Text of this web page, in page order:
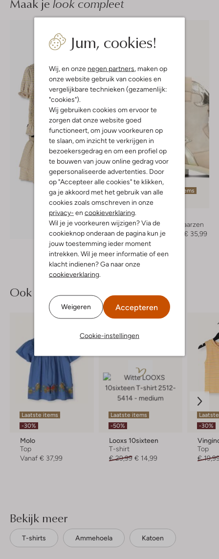
Jum, cookies!
Wij, en onze negen partners , maken op
onze website gebruik van cookies en
vergelijkbare technieken (gezamenlijk:
"cookies").
Wij gebruiken cookies om ervoor te
zorgen dat onze website goed
functioneert, om jouw voorkeuren op
te slaan, om inzicht te verkrijgen in
bezoekersgedrag en om een profiel op
te bouwen van jouw online gedrag voor
gepersonaliseerde advertenties. Door
op "Accepteer alle cookies" te klikken,
ga je akkoord met het gebruik van alle
cookies zoals omschreven in onze
privacy- en cookieverklaring
Wil je je voorkeuren wijzigen? Via de
cookieknop onderaan de pagina kun je
jouw toestemming ieder moment
intrekken. Wil je meer informatie of een
klacht indienen? Ga naar onze
cookieverklaring
Weigeren Accepteren
Cookie-instellingen
Maak je look compleet
Ontdek de look
Laatste items
Cowboylaarzen
€ 119,95
€ 35,99
Ook iets voor jou?
Laatste items
-30%
Molo
Top
Vanaf € 37,99
Laatste items
-50%
Looxs 10sixteen
T-shirt
€ 29,99 € 14,99
-30%
Top
€
Bekijk meer
T-shirts Ammehoela Katoen